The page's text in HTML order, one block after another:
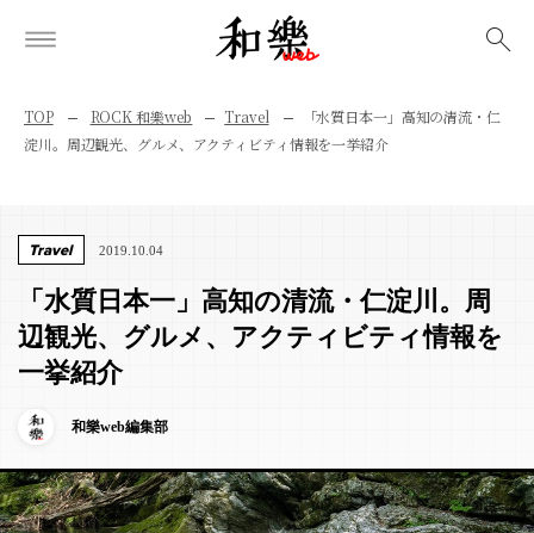
TOP ROCK 和樂web Travel
「水質日本一」高知の清流・仁
淀川。周辺観光、グルメ、アクティビティ情報を一挙紹介
Travel 2019.10.04
「水質日本一」高知の清流・仁淀川。周
辺観光、グルメ、アクティビティ情報を
一挙紹介
和樂web編集部